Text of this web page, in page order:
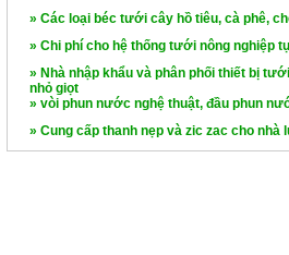
» Các loại béc tưới cây hồ tiêu, cà phê,
» Chi phí cho hệ thống tưới nông nghiệp
» Nhà nhập khẩu và phân phối thiết bị
nhỏ giọt
» vòi phun nước nghệ thuật, đầu phun
» Cung cấp thanh nẹp và zic zac cho nhà